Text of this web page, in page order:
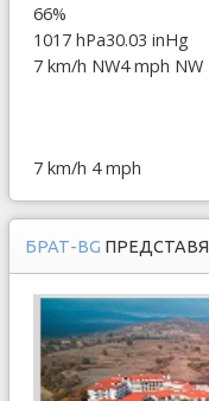
66%
1017 hPa30.03 inHg
7 km/h NW4 mph NW
7 km/h 4 mph
БРАТ-BG ПРЕДСТАВЯ